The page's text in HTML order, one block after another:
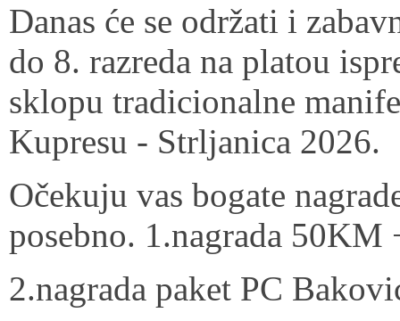
Danas će se održati i
do 8. razreda na platou
sklopu tradicionalne
Kupresu - Strljanica 2026.
Očekuju vas bogate
posebno. 1.nagrada
2.nagrada paket PC